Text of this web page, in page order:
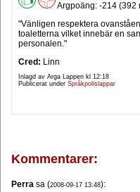
Argpoäng: -214 (392
"Vänligen respektera
toaletterna vilket innebär en
personalen."
Cred: Linn
Inlagd av Arga Lappen kl 12:18
Publicerat under Språkpolislappar
Kommentarer:
Perra sa (2008-09-17 13:48):